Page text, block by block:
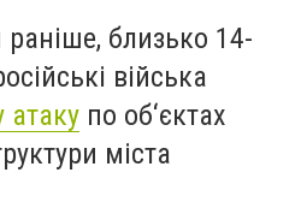
близько 14-
війська
атаку по об‘єктах
міста